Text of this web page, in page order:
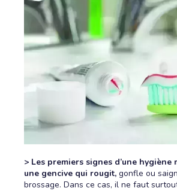
> Les premiers signes d’une hygiène
une gencive qui rougit, gonfle ou
brossage. Dans ce cas, il ne faut